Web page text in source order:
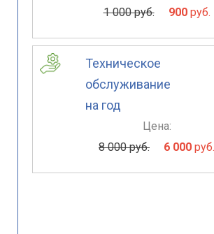
1 000 руб.
900руб.
Техническое
обслуживание
на год
Цена:
8 000 руб.
6 000 руб.